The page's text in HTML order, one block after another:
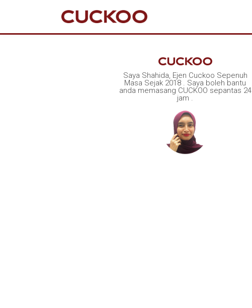
Saya Shahida, Ejen Cuckoo Sepenuh
Masa Sejak 2018 . Saya boleh bantu
anda memasang CUCKOO sepantas 24
jam .